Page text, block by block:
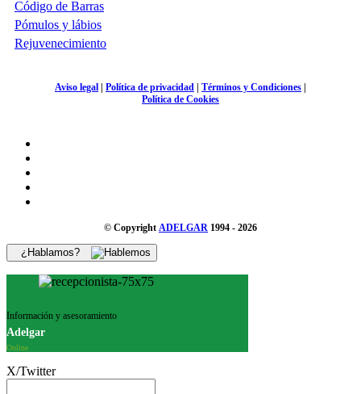
Código de Barras
Pómulos y lábios
Rejuvenecimiento
Aviso legal | Política de privacidad | Términos y Condiciones |
Política de Cookies
© Copyright ADELGAR 1994 - 2026
¿Hablamos?
Información y asesoramiento
Adelgar
Online
X/Twitter